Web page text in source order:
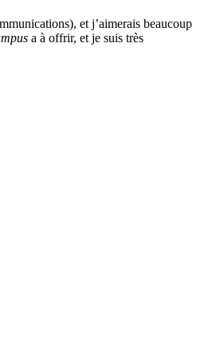
et j’aimerais beaucoup
a à offrir, et je suis très